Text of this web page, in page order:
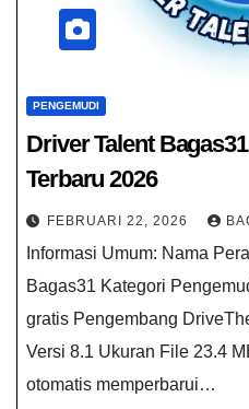
PENGEMUDI
Driver Talent
Terbaru 2026
FEBRUARI 22, 2026
Informasi Umum: Nama
Bagas31 Kategori
gratis Pengembang
Versi 8.1 Ukuran File 23.4
otomatis memperbarui…